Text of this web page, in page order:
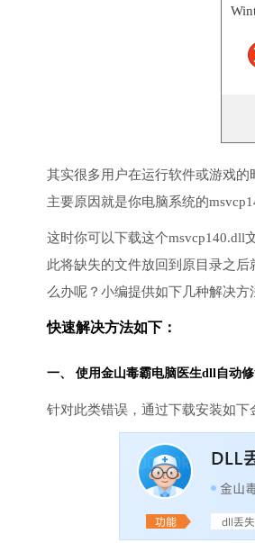
其实很多用户在运行软件或游戏
主要原因就是你电脑系统的
这时你可以下载这个msvcp140.dll
此将缺失的文件放回到原目录之
么办呢？小编提供如下几种解决方
快速解决方法如下：
一、 使用金山毒霸电脑医生dll自动修
针对此类错误，通过下载安装如